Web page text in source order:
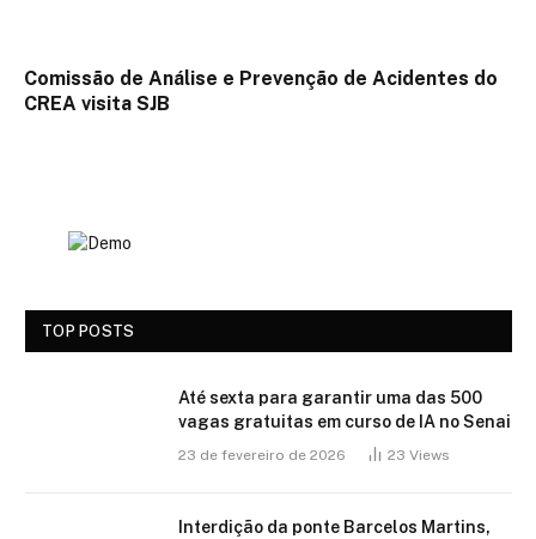
Comissão de Análise e Prevenção de Acidentes do
CREA visita SJB
TOP POSTS
Até sexta para garantir uma das 500
vagas gratuitas em curso de IA no Senai
23 de fevereiro de 2026 23 Views
Interdição da ponte Barcelos Martins,